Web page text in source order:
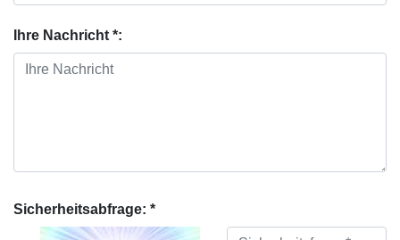
Ihre Nachricht *:
Sicherheitsabfrage: *